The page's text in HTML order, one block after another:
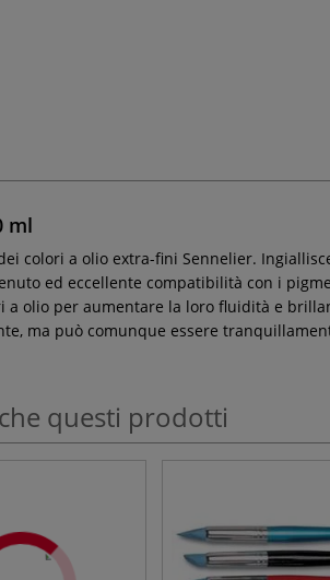
ml
colori a olio extra-fini Sennelier.
ed eccellente compatibilità con i
a olio per aumentare la loro fluidità e
ma può comunque essere
questi prodotti